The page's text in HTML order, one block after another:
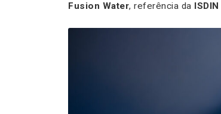
Fusion Water, referência da ISDIN